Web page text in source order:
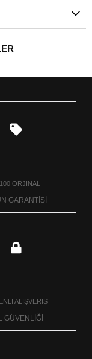
ORJİNAL
GARANTİSİ
ALIŞVERİŞ
GÜVENLİĞİ